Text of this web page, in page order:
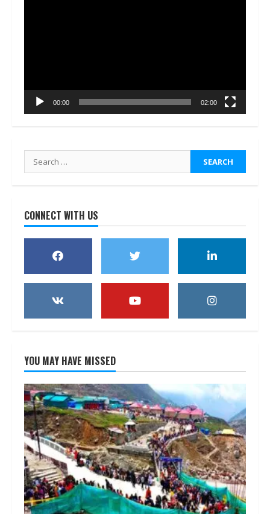
00:00 02:00
Search
for:
CONNECT WITH US
YOU MAY HAVE MISSED